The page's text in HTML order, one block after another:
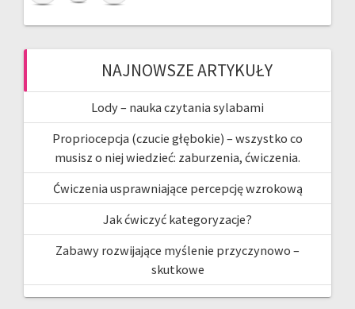
NAJNOWSZE ARTYKUŁY
Lody – nauka czytania sylabami
Propriocepcja (czucie głębokie) – wszystko co
musisz o niej wiedzieć: zaburzenia, ćwiczenia.
Ćwiczenia usprawniające percepcję wzrokową
Jak ćwiczyć kategoryzacje?
Zabawy rozwijające myślenie przyczynowo –
skutkowe